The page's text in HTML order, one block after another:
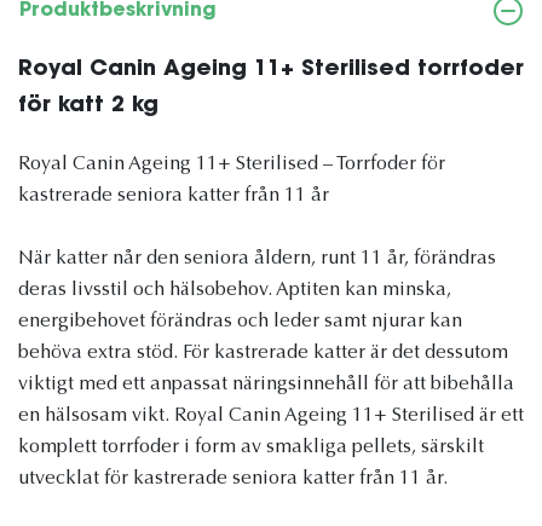
Produktbeskrivning
Royal Canin Ageing 11+ Sterilised torrfoder
för katt 2 kg
Royal Canin Ageing 11+ Sterilised – Torrfoder för
kastrerade seniora katter från 11 år
När katter når den seniora åldern, runt 11 år, förändras
deras livsstil och hälsobehov. Aptiten kan minska,
energibehovet förändras och leder samt njurar kan
behöva extra stöd. För kastrerade katter är det dessutom
viktigt med ett anpassat näringsinnehåll för att bibehålla
en hälsosam vikt. Royal Canin Ageing 11+ Sterilised är ett
komplett torrfoder i form av smakliga pellets, särskilt
utvecklat för kastrerade seniora katter från 11 år.